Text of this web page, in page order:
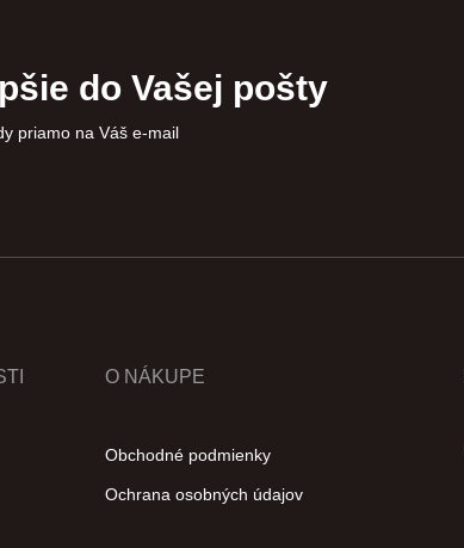
do Vašej pošty
priamo na Váš e-mail
O NÁKUPE
Obchodné podmienky
Ochrana osobných údajov